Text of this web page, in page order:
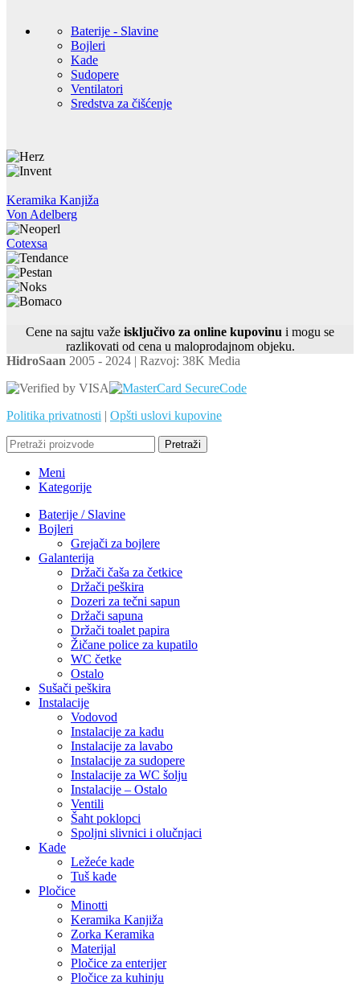
Baterije - Slavine
Bojleri
Kade
Sudopere
Ventilatori
Sredstva za čišćenje
Keramika Kanjiža
Von Adelberg
Cotexsa
Cene na sajtu važe isključivo za online kupovinu i mogu se
razlikovati od cena u maloprodajnom objeku.
HidroSaan 2005 - 2024 | Razvoj: 38K Media
Politika privatnosti | Opšti uslovi kupovine
Pretraži
Meni
Kategorije
Baterije / Slavine
Bojleri
Grejači za bojlere
Galanterija
Držači čaša za četkice
Držači peškira
Dozeri za tečni sapun
Držači sapuna
Držači toalet papira
Žičane police za kupatilo
WC četke
Ostalo
Sušači peškira
Instalacije
Vodovod
Instalacije za kadu
Instalacije za lavabo
Instalacije za sudopere
Instalacije za WC šolju
Instalacije – Ostalo
Ventili
Šaht poklopci
Spoljni slivnici i olučnjaci
Kade
Ležeće kade
Tuš kade
Pločice
Minotti
Keramika Kanjiža
Zorka Keramika
Materijal
Pločice za enterijer
Pločice za kuhinju